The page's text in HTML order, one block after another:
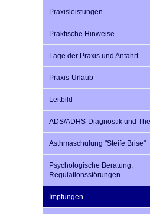
Praxisleistungen
Praktische Hinweise
Lage der Praxis und Anfahrt
Praxis-Urlaub
Leitbild
ADS/ADHS-Diagnostik und
Asthmaschulung "Steife Brise"
Psychologische Beratung,
Regulationsstörungen
Impfungen